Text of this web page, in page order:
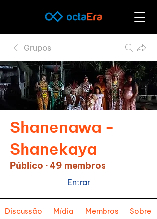
Grupos
Shanenawa -
Shanekaya
Público ·49 membros
Entrar
Discussão Mídia Membros Sobre